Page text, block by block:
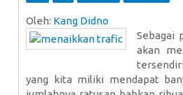
Oleh: Kang Didno
Sebagai
akan
yang kita miliki mendapat